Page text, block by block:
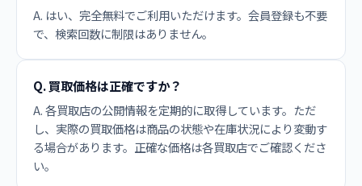
A. はい、完全無料でご利用いただけます。会員登録も不要
で、検索回数に制限はありません。
Q. 買取価格は正確ですか？
A. 各買取店の公開情報を定期的に取得しています。ただ
し、実際の買取価格は商品の状態や在庫状況により変動す
る場合があります。正確な価格は各買取店でご確認くださ
い。